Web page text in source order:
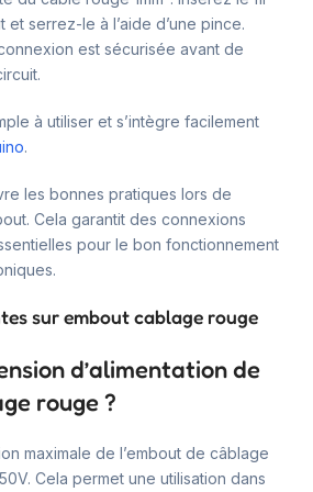
et serrez-le à l’aide d’une pince.
est sécurisée avant de
à utiliser et s’intègre facilement
.
les bonnes pratiques lors de
Cela garantit des connexions
pour le bon fonctionnement
sur embout cablage rouge
d’alimentation de
rouge ?
maximale de l’embout de câblage
Cela permet une utilisation dans